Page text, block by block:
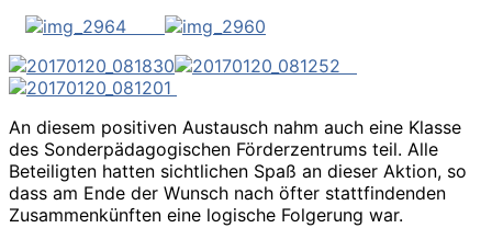
An diesem positiven Austausch nahm auch eine Klasse
des Sonderpädagogischen Förderzentrums teil. Alle
Beteiligten hatten sichtlichen Spaß an dieser Aktion, so
dass am Ende der Wunsch nach öfter stattfindenden
Zusammenkünften eine logische Folgerung war.